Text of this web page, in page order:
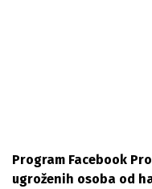
Program Facebook
ugroženih osoba od